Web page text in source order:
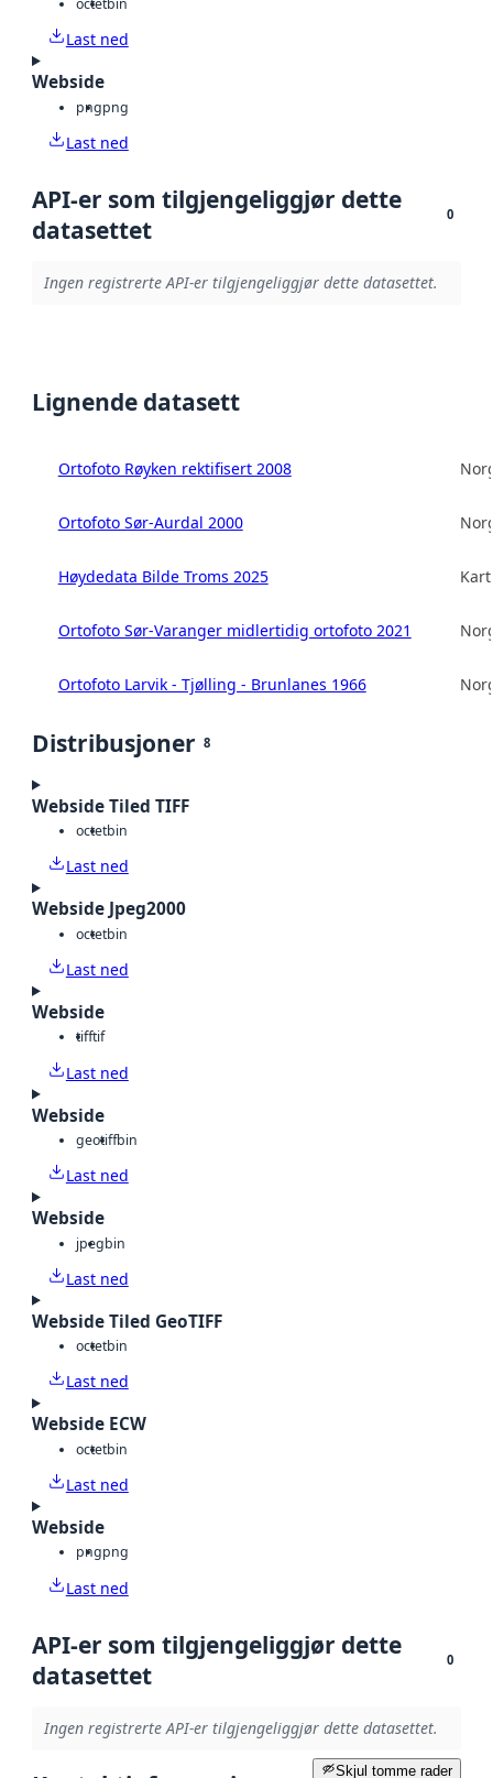
octetbin
Last ned
Webside
pngpng
Last ned
API-er som tilgjengeliggjør dette
datasettet
0
Ingen registrerte API-er tilgjengeliggjør dette datasettet.
Lignende datasett
Ortofoto Røyken rektifisert 2008
Ortofoto Sør-Aurdal 2000
Høydedata Bilde Troms 2025
Ortofoto Sør-Varanger midlertidig ortofoto 2021
Ortofoto Larvik - Tjølling - Brunlanes 1966
Distribusjoner 8
Webside Tiled TIFF
octetbin
Last ned
Webside Jpeg2000
octetbin
Last ned
Webside
tifftif
Last ned
Webside
geotiffbin
Last ned
Webside
jpegbin
Last ned
Webside Tiled GeoTIFF
octetbin
Last ned
Webside ECW
octetbin
Last ned
Webside
pngpng
Last ned
API-er som tilgjengeliggjør dette
datasettet
0
Ingen registrerte API-er tilgjengeliggjør dette datasettet.
Skjul tomme rader